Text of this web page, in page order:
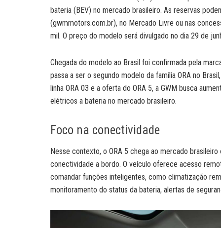
bateria (BEV) no mercado brasileiro. As reservas
(gwmmotors.com.br), no Mercado Livre ou nas
mil. O preço do modelo será divulgado no dia 29 de
Chegada do modelo ao Brasil foi confirmada pela
passa a ser o segundo modelo da família ORA no
linha ORA 03 e a oferta do ORA 5, a GWM busca
elétricos a bateria no mercado brasileiro.
Foco na conectividade
Nesse contexto, o ORA 5 chega ao mercado
conectividade a bordo. O veículo oferece acesso
comandar funções inteligentes, como climatização
monitoramento do status da bateria, alertas de